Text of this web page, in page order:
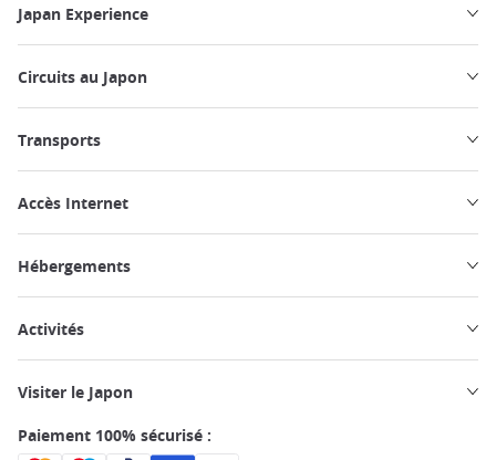
Japan Experience
Circuits au Japon
Transports
Accès Internet
Hébergements
Activités
Visiter le Japon
Paiement 100% sécurisé :